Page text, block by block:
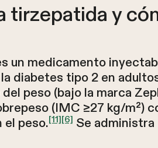
tirzepatida y
un medicamento
diabetes tipo 2 en
peso (bajo la marca
(IMC ≥27 kg/m²)
el peso.[11][6] Se